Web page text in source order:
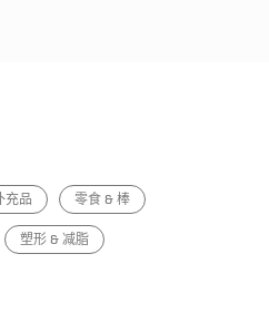
充品 零食 & 棒
塑形 & 减脂